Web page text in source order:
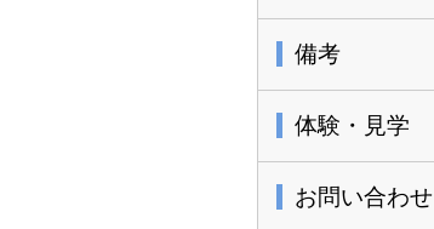
備考
体験・見学
お問い合わせ